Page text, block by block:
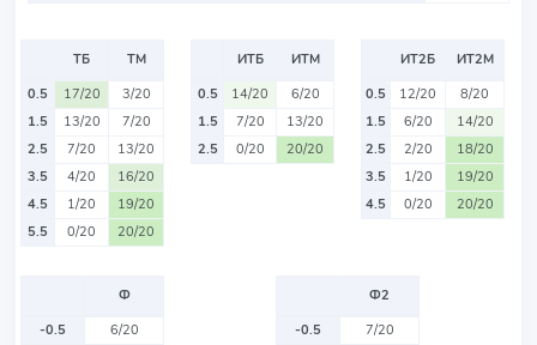
ТБ
ТМ
0.5
17/20
3/20
1.5
13/20
7/20
2.5
7/20
13/20
3.5
4/20
16/20
4.5
1/20
19/20
5.5
0/20 20/20
ИТБ
ИТМ
0.5
14/20
6/20
1.5
7/20
13/20
2.5
0/20 20/20
ИТ2Б
ИТ2М
0.5
12/20
8/20
1.5
6/20
14/20
2.5
2/20
18/20
3.5
1/20
19/20
4.5
0/20 20/20
Ф
-0.5
6/20
Ф2
-0.5
7/20